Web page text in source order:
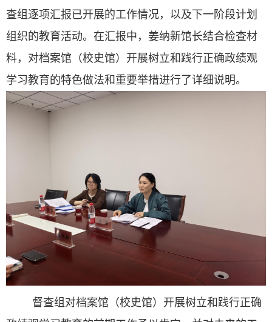
查组逐项汇报已开展的工作情况，以及下一阶段计划
组织的教育活动。在汇报中，姜纳新馆长结合检查材
料，对档案馆（校史馆）开展树立和践行正确政绩观
学习教育的特色做法和重要举措进行了详细说明。
督查组对档案馆（校史馆）开展树立和践行正确